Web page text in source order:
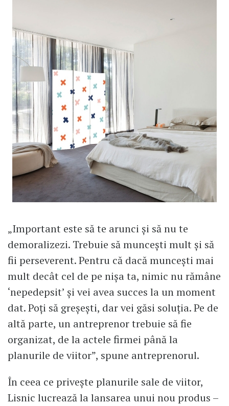
„Important este să te arunci și să nu te
demoralizezi. Trebuie să muncești mult și să
fii perseverent. Pentru că dacă muncești mai
mult decât cel de pe nișa ta, nimic nu rămâne
‘nepedepsit’ și vei avea succes la un moment
dat. Poți să greșești, dar vei găsi soluția. Pe de
altă parte, un antreprenor trebuie să fie
organizat, de la actele firmei până la
planurile de viitor”, spune antreprenorul.
În ceea ce privește planurile sale de viitor,
Lisnic lucrează la lansarea unui nou produs –